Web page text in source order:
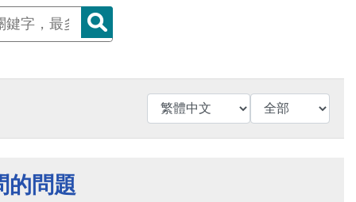
的問題